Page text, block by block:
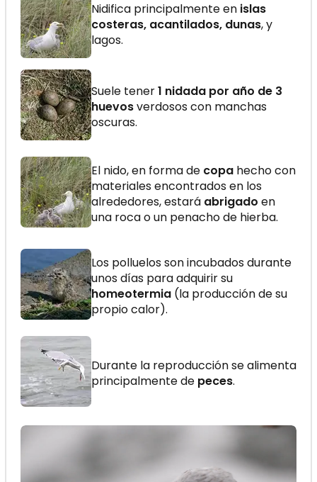
Nidifica principalmente en islas
costeras, acantilados, dunas, y
lagos.
Suele tener1 nidada por año de 3
huevosverdosos con manchas
oscuras.
El nido, en forma de copa hecho con
materiales encontrados en los
alrededores, estará abrigado en
una roca o un penacho de hierba.
Los polluelos son incubados durante
unos días para adquirir su
homeotermia (la producción de su
propio calor).
Durante la reproducción se alimenta
principalmente de peces.